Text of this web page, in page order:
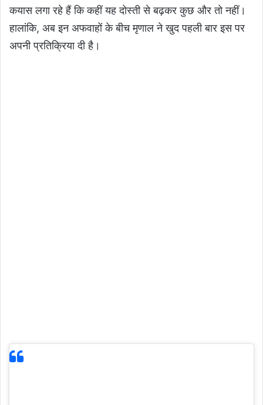
कयास लगा रहे हैं कि कहीं यह दोस्ती से बढ़कर कुछ और तो नहीं।
हालांकि, अब इन अफवाहों के बीच मृणाल ने खुद पहली बार इस पर
अपनी प्रतिक्रिया दी है।